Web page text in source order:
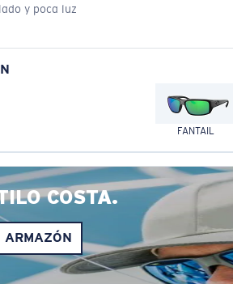
y poca luz
FANTAIL
COSTA.
ARMAZÓN